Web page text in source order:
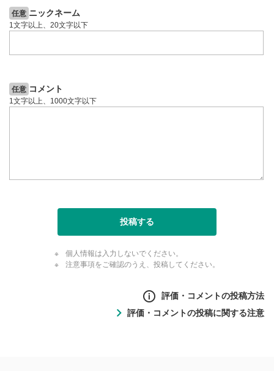
任意 ニックネーム
1文字以上、20文字以下
任意 コメント
1文字以上、1000文字以下
投稿する
個人情報は入力しないでください。
注意事項をご確認のうえ、投稿してください。
評価・コメントの投稿方法
評価・コメントの投稿に関する注意